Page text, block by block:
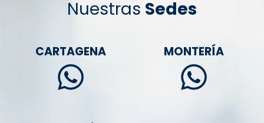
Nuestras Sedes
CARTAGENA MONTERÍA